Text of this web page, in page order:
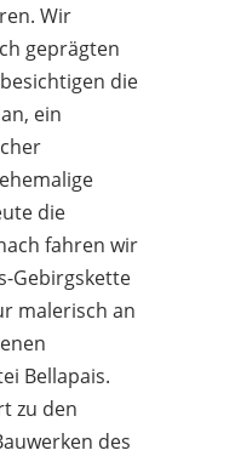
Wir
geprägten
die
ein
die
fahren wir
Gebirgskette
malerisch an
Bellapais.
zu den
des